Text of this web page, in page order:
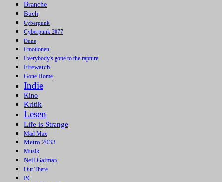
Branche
Buch
Cyberpunk
Cyberpunk 2077
Dune
Emotionen
Everybody's gone to the rapture
Firewatch
Gone Home
Indie
Kino
Kritik
Lesen
Life is Strange
Mad Max
Metro 2033
Musik
Neil Gaiman
Out There
PC